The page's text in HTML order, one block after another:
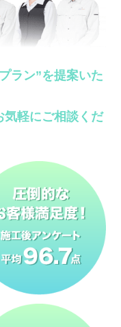
ラン”を提案いた
気軽にご相談くだ